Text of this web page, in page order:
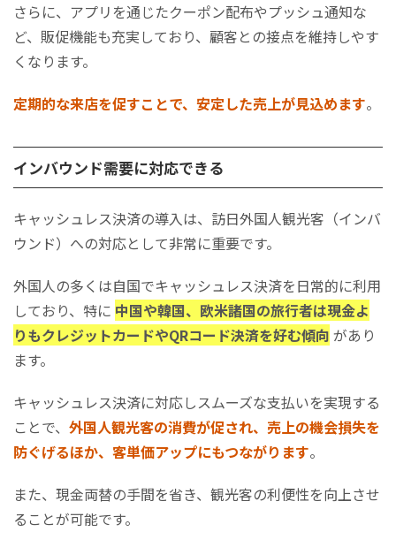
さらに、アプリを通じたクーポン配布やプッシュ通知な
ど、販促機能も充実しており、顧客との接点を維持しやす
くなります。
定期的な来店を促すことで、安定した売上が見込めます。
インバウンド需要に対応できる
キャッシュレス決済の導入は、訪日外国人観光客（インバ
ウンド）への対応として非常に重要です。
外国人の多くは自国でキャッシュレス決済を日常的に利用
しており、特に 中国や韓国、欧米諸国の旅行者は現金よ
りもクレジットカードやQRコード決済を好む傾向 があり
ます。
キャッシュレス決済に対応しスムーズな支払いを実現する
ことで、 外国人観光客の消費が促され、売上の機会損失を
防ぐげるほか、客単価アップにもつながります。
また、現金両替の手間を省き、観光客の利便性を向上させ
ることが可能です。